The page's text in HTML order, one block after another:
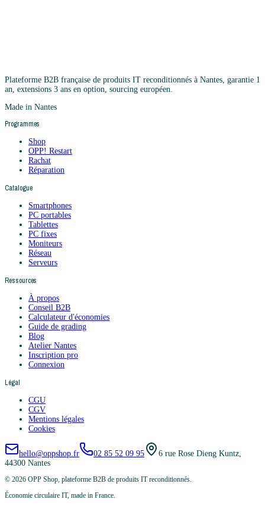
Plateforme B2B française de produits IT reconditionnés à Nantes, garantie 1
an, extensions 3 ans en option, sourcing européen.
Made in Nantes
Programmes
Shop
OPP! Restart
Rachat
Réparation
Catalogue
Smartphones
PC portables
Tablettes
PC fixes
Moniteurs
Réseau
Serveurs
Ressources
À propos
Conseil B2B
Calculateur d'économies
Guide de grading
Blog
Atelier Nantes
Inscription pro
Connexion
Légal
CGU
CGV
Mentions légales
Cookies
hello@oppshop.fr 02 85 52 09 95
6 rue Rose Dieng Kuntz,
44300 Nantes
© 2026 OPP Shop, plateforme B2B de produits IT reconditionnés.
Économie circulaire IT, made in France.